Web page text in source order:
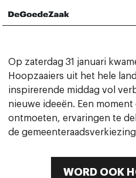
Alle campagnes
Burgercampagnes
Toolkit voor
Nieuws
Op zaterdag 31 januari
Hoopzaaiers uit het hele
inspirerende middag vol
nieuwe ideeën. Een
ontmoeten, ervaringen te
de
WORD OOK